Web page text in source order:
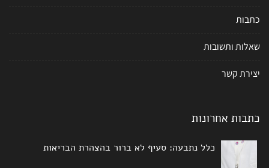
כתבות
שאלות ותשובות
יצירת קשר
כתבות אחרונות
כלל נתבעה: סעיף לא ברור בהצהרת הבריאות